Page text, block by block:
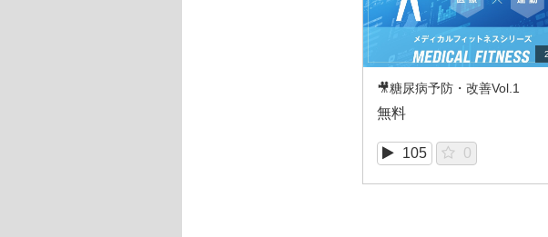
🎥糖尿病予防・改善Vol.1
無料
105 0